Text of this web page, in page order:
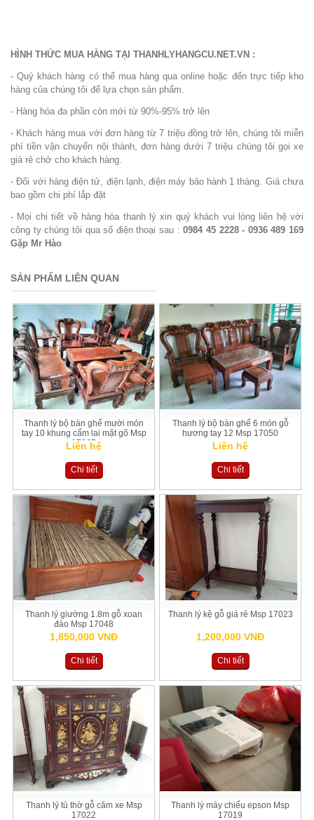
HÌNH THỨC MUA HÀNG TẠI THANHLYHANGCU.NET.VN :
- Quý khách hàng có thể mua hàng qua online hoặc đến trực tiếp kho
hàng của chúng tôi để lựa chọn sản phẩm.
- Hàng hóa đa phần còn mới từ 90%-95% trở lên
- Khách hàng mua với đơn hàng từ 7 triệu đồng trở lên, chúng tôi miễn
phí tiền vận chuyển nội thành, đơn hàng dưới 7 triệu chúng tôi gọi xe
giá rẻ chở cho khách hàng.
- Đối với hàng điện tử, điện lạnh, điện máy bảo hành 1 tháng. Giá chưa
bao gồm chi phí lắp đặt
- Mọi chi tiết về hàng hóa thanh lý xin quý khách vui lòng liên hệ với
công ty chúng tôi qua số điện thoại sau :0984 45 2228 - 0936 489 169
Gặp Mr Hào
SẢN PHẨM LIÊN QUAN
Thanh lý bộ bàn ghế mười món
tay 10 khung cẩm lai mặt gõ Msp
17067
Liên hệ
Chi tiết
Thanh lý bộ bàn ghế 6 món gỗ
hương tay 12 Msp 17050
Liên hệ
Chi tiết
Thanh lý giường 1.8m gỗ xoan
đào Msp 17048
1,850,000 VNĐ
Chi tiết
Thanh lý kệ gỗ giá rẻ Msp 17023
1,200,000 VNĐ
Chi tiết
Thanh lý tủ thờ gỗ căm xe Msp
17022
Thanh lý máy chiếu epson Msp
17019